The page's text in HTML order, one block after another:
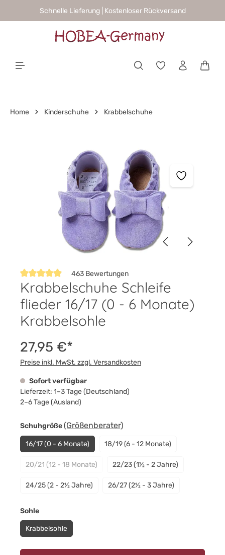
springenSchnelle Lieferung | Kostenloser Rückversand
Home Kinderschuhe Krabbelschuhe
Bildergalerie überspringen
Durchschnittliche Bewertung von 4.9 von 5 Sternen
463 Bewertungen
Krabbelschuhe Schleife
flieder 16/17 (0 - 6 Monate)
Krabbelsohle
27,95 €*
Preise inkl. MwSt. zzgl. Versandkosten
Sofort verfügbar
Lieferzeit: 1–3 Tage (Deutschland)
2–6 Tage (Ausland)
Schuhgrößeauswählen
(Größenberater)
16/17 (0 - 6 Monate) 18/19 (6 - 12 Monate)
20/21 (12 - 18 Monate)(Diese Option ist zurzeit nicht verfügbar.)
22/23 (1½ - 2 Jahre)
24/25 (2 - 2½ Jahre) 26/27 (2½ - 3 Jahre)
Sohleauswählen
Krabbelsohle